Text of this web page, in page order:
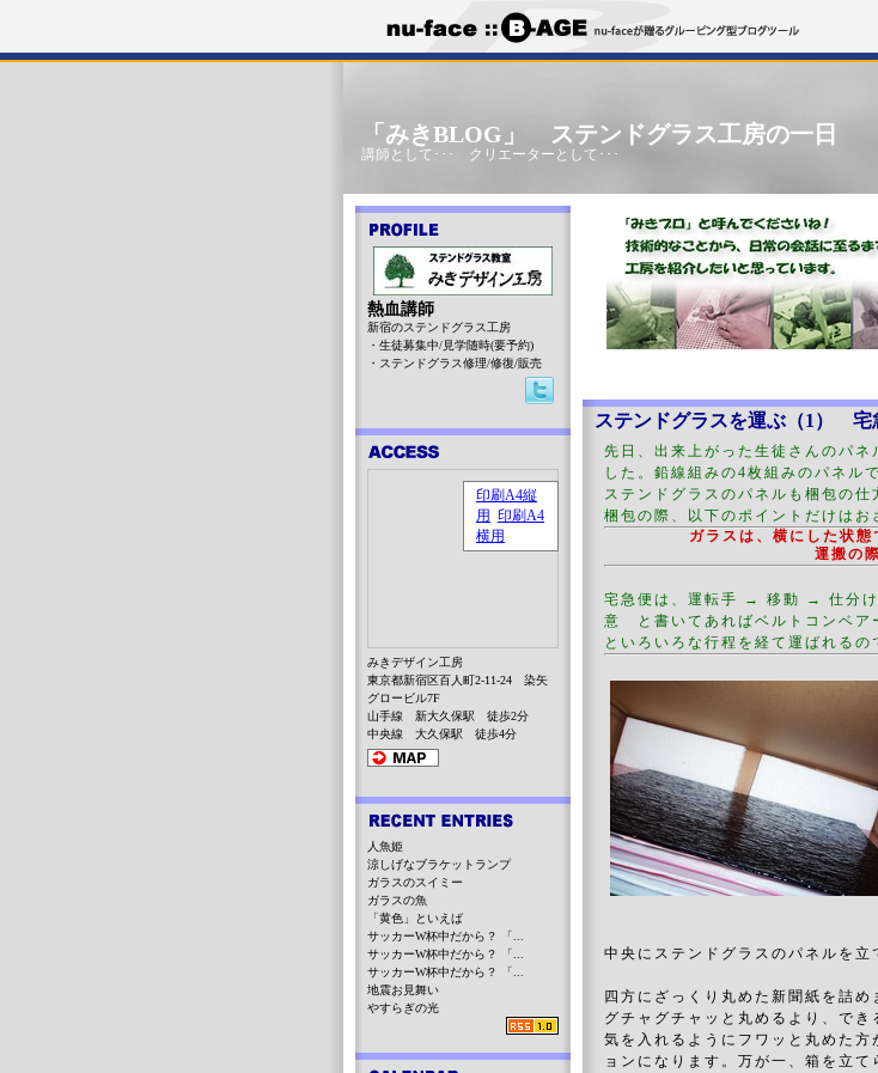
「みきBLOG」 ステンドグラス工房の一日
講師として･･･ クリエーターとして･･･
ステンドグラスを運ぶ（1） 宅
先日、出来上がった生徒さんのパ
した。鉛線組みの4枚組みのパネル
ステンドグラスのパネルも梱包の仕
梱包の際、以下のポイントだけはお
ガラスは、横にした状態
運搬の
宅急便は、運転手 → 移動 → 仕分け
意 と書いてあればベルトコンベ
といろいろな行程を経て運ばれるの
中央にステンドグラスのパネルを立
四方にざっくり丸めた新聞紙を詰め
グチャグチャッと丸めるより、でき
気を入れるようにフワッと丸めた方
ョンになります。万が一、箱を立て
熱血講師
新宿のステンドグラス工房
・生徒募集中/見学随時(要予約)
・ステンドグラス修理/修復/販売
みきデザイン工房
東京都新宿区百人町2-11-24 染矢
グロービル7F
山手線 新大久保駅 徒歩2分
中央線 大久保駅 徒歩4分
人魚姫
涼しげなブラケットランプ
ガラスのスイミー
ガラスの魚
「黄色」といえば
サッカーW杯中だから？ 「...
サッカーW杯中だから？ 「...
サッカーW杯中だから？ 「...
地震お見舞い
やすらぎの光